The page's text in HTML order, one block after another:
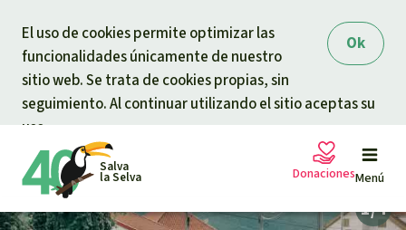
Ok
El uso de cookies permite optimizar las
funcionalidades únicamente de nuestro
sitio web. Se trata de cookies propias, sin
seguimiento. Al continuar utilizando el sitio aceptas su
uso.
Salva
la Selva Menú
Donaciones